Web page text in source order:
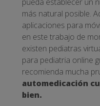
más natural posible.
aplicaciones para
en este trabajo de
existen pediatras
para pediatria online
recomienda mucha
automedicación
bien.